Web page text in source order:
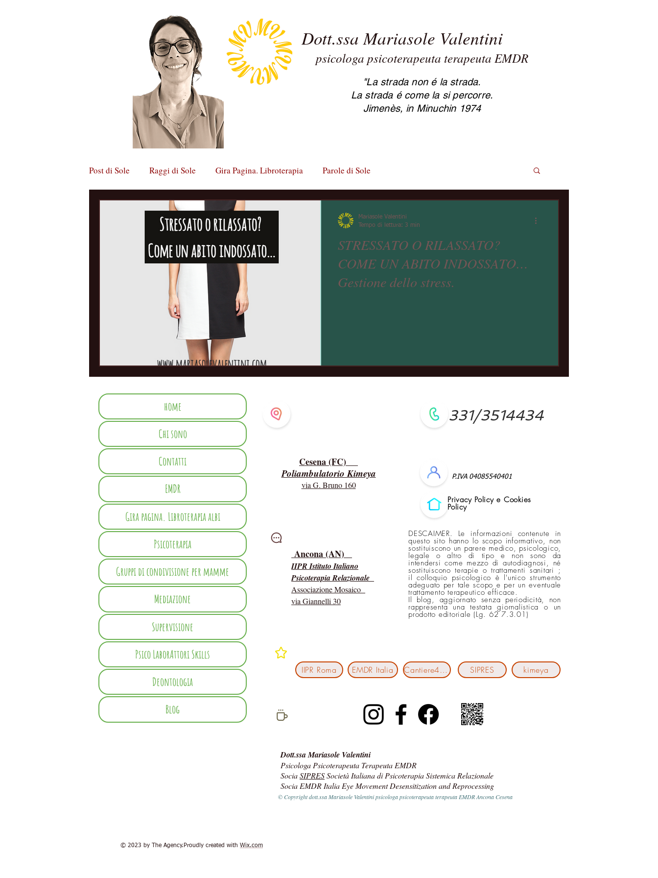
Dott.ssa Mariasole Valentini
psicologa psicoterapeuta terapeuta EMDR
2.0 Mariasole Valentini psicologa
psicoterapeuta Cesena
"La strada non é la strada.
La strada é come la si percorre.
Jimenès, in Minuchin 1974
Post di Sole Raggi di Sole Gira Pagina. Libroterapia Parole di Sole
STRESSATO O RILASSATO?
COME UN ABITO INDOSSATO…
Gestione dello stress.
Mariasole Valentini
Tempo di lettura: 3 min
home
Chi sono
Contatti
EMDR
Gira pagina. Libroterapia albi
Psicoterapia
Gruppi di condivisione per mamme
Mediazione
Supervisione
Psico LaborAttori Skills
Deontologia
Blog
Cesena (FC)
Poliambulatorio Kimeya
via G. Bruno 160
Ancona (AN)
IIPR Istituto Italiano
Psicoterapia Relazionale
Associazione Mosaico
via Giannelli 30
331/3514434
P.IVA 04085540401
Privacy Policy e Cookies
Policy
DESCAIMER. Le informazioni contenute in
questo sito hanno lo scopo informativo, non
sostituiscono un parere medico, psicologico,
legale o altro di tipo e non sono da
intendersi come mezzo di autodiagnosi, né
sostituiscono terapie o trattamenti sanitari ;
il colloquio psicologico è l'unico strumento
adeguato per tale scopo e per un eventuale
trattamento terapeutico efficace.
Il blog, aggiornato senza periodicità, non
rappresenta una testata giornalistica o un
prodotto editoriale (Lg. 62 7.3.01)
IIPR Roma EMDR Italia Cantiere411 SIPRES kimeya
Dott.ssa Mariasole Valentini
Psicologa Psicoterapeuta Terapeuta EMDR
SociaSIPRESSocietà Italiana di Psicoterapia Sistemica Relazionale
Socia EMDR Italia Eye Movement Desensitization and Reprocessing
© Copyright dott.ssa Mariasole Valentini psicologa psicoterapeuta terapeuta EMDR Ancona Cesena
© 2023 by The Agency.Proudly created with Wix.com